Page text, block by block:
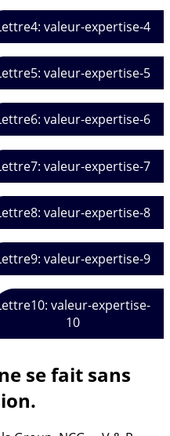
valeur-expertise-4
valeur-expertise-5
valeur-expertise-6
valeur-expertise-7
valeur-expertise-8
valeur-expertise-9
valeur-expertise-
10
se fait sans